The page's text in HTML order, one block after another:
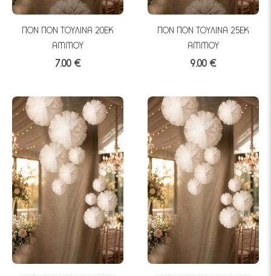
ΠΟΝ ΠΟΝ ΤΟΥΛΙΝΑ 20ΕΚ
ΑΜΜΟΥ
7.00 €
ΠΟΝ ΠΟΝ ΤΟΥΛΙΝΑ 25ΕΚ
ΑΜΜΟΥ
9.00 €